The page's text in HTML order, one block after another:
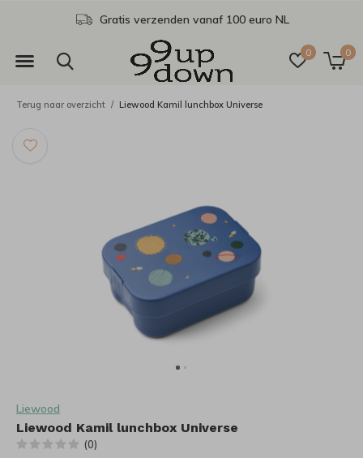
0 0
Gratis verzenden vanaf 100 euro NL
Terug naar overzicht Liewood Kamil lunchbox Universe
Liewood
Liewood Kamil lunchbox Universe
(0)